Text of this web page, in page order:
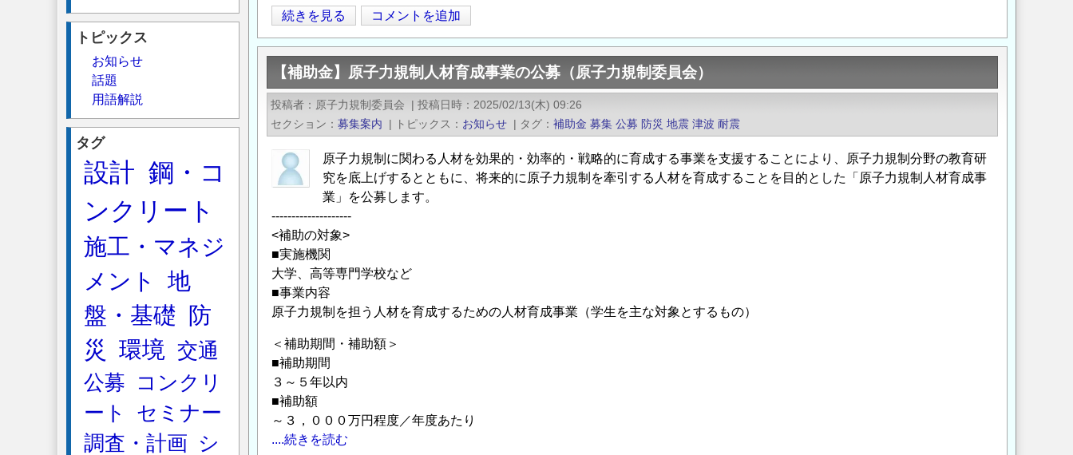
【日
本
鉄
鋼
連
2026
年
度
構
造
研
究・
教
育
助
成
業」
に
よ
続きを見る コメントを追加
【補助金】原子力規制人材育成事業の公募（原子力規制委員会）
投稿者 原子力規制委員会 | 投稿日時
2025/02/13(木) 09:26
セクション
募集案内 | トピックス お知らせ | タグ 補助金 募集 公募 防災 地震 津波 耐震
原子力規制に関わる人材を効果的・効率的・戦略的に育成する事業を支援することにより、原子力規制分野の教育研
究を底上げするとともに、将来的に原子力規制を牽引する人材を育成することを目的とした「原子力規制人材育成事
業」を公募します。
--------------------
<補助の対象>
■実施機関
大学、高等専門学校など
■事業内容
原子力規制を担う人材を育成するための人材育成事業（学生を主な対象とするもの）
＜補助期間・補助額＞
■補助期間
３～５年以内
■補助額
～３，０００万円程度／年度あたり
....続きを読む
トピックス
お知らせ
話題
用語解説
タグ
設計 鋼・コ
ンクリート
施工・マネジ
メント
地
盤・基礎
防
災
環境 交通
公募
コンクリ
ート
セミナー
調査・計画
シ